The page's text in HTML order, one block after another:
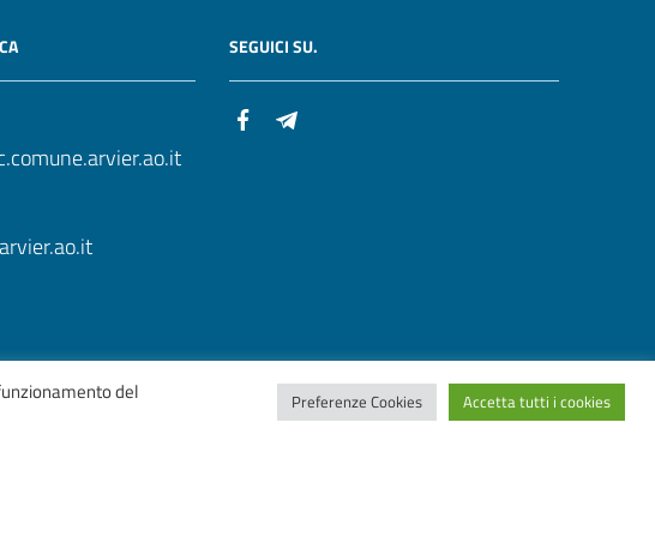
SEGUICI SU.
del Preferenze Cookies Accetta tutti i cookies